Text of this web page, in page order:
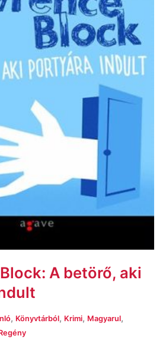
A betörő, aki
, Könyvtárból, Krimi, Magyarul,